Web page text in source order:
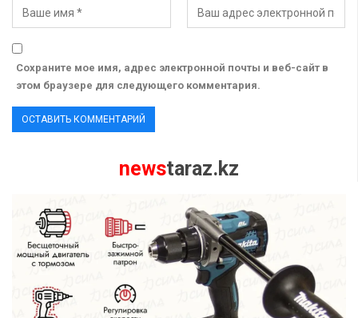
Сохраните мое имя, адрес электронной почты и веб-сайт в
этом браузере для следующего комментария.
newstaraz.kz